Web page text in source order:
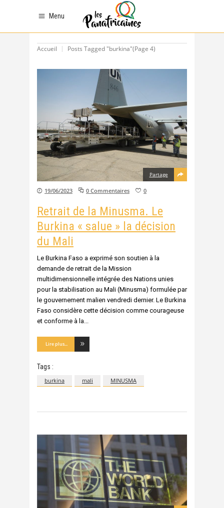
Menu
Accueil Posts Tagged "burkina"(Page 4)
Partage
19/06/2023 0 Commentaires 0
Retrait de la Minusma. Le
Burkina « salue » la décision
du Mali
Le Burkina Faso a exprimé son soutien à la
demande de retrait de la Mission
multidimensionnelle intégrée des Nations unies
pour la stabilisation au Mali (Minusma) formulée par
le gouvernement malien vendredi dernier. Le Burkina
Faso considère cette décision comme courageuse
et conforme à la
Lire plus...
Tags :
burkina mali MINUSMA